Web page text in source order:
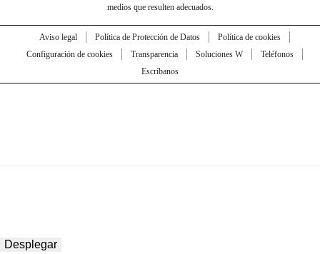
medios que resulten adecuados.
Aviso legal Política de Protección de Datos
Política de cookies
Configuración de cookies
Transparencia Soluciones W
Teléfonos
Escríbanos
Desplegar